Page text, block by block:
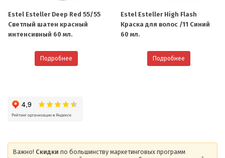
Estel Esteller Deep Red 55/55
Светлый шатен красный
интенсивный 60 мл.
Подробнее
Estel Esteller High Flash
Краска для волос /11 Синий
60 мл.
Подробнее
Важно! Скидки по большинству маркетинговых программ